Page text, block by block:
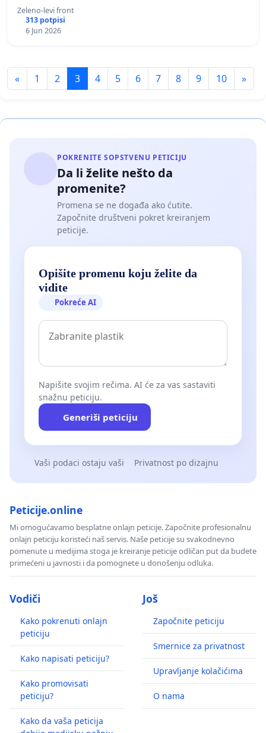
Zeleno-levi front
313 potpisi
6 Jun 2026
« 1 2 3 4 5 6 7 8 9 10 »
POKRENITE SOPSTVENU PETICIJU
Da li želite nešto da
promenite?
Promena se ne događa ako ćutite.
Započnite društveni pokret kreiranjem
peticije.
Opišite promenu koju želite da
vidite
Pokreće AI
Napišite svojim rečima. AI će za vas sastaviti
snažnu peticiju.
Generiši peticiju
Vaši podaci ostaju vaši Privatnost po dizajnu
Peticije.online
Mi omogućavamo besplatne onlajn peticije. Započnite profesionalnu
onlajn peticiju koristeći naš servis. Naše peticije su svakodnevno
pomenute u medijima stoga je kreiranje peticije odličan put da budete
primećeni u javnosti i da pomognete u donošenju odluka.
Vodiči
Kako pokrenuti onlajn
peticiju
Kako napisati peticiju?
Kako promovisati
peticiju?
Kako da vaša peticija
Još
Započnite peticiju
Smernice za privatnost
Upravljanje kolačićima
O nama